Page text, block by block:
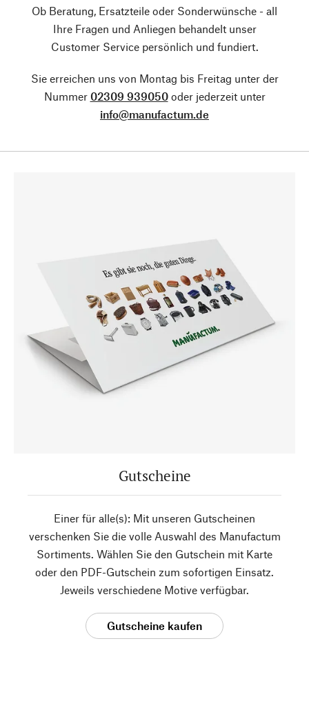
Ob Beratung, Ersatzteile oder Sonderwünsche - all
Ihre Fragen und Anliegen behandelt unser
Customer Service persönlich und fundiert.
Sie erreichen uns von Montag bis Freitag unter der
Nummer 02309 939050oder jederzeit unter
info@manufactum.de
Gutscheine
Einer für alle(s): Mit unseren Gutscheinen
verschenken Sie die volle Auswahl des Manufactum
Sortiments. Wählen Sie den Gutschein mit Karte
oder den PDF-Gutschein zum sofortigen Einsatz.
Jeweils verschiedene Motive verfügbar.
Gutscheine kaufen